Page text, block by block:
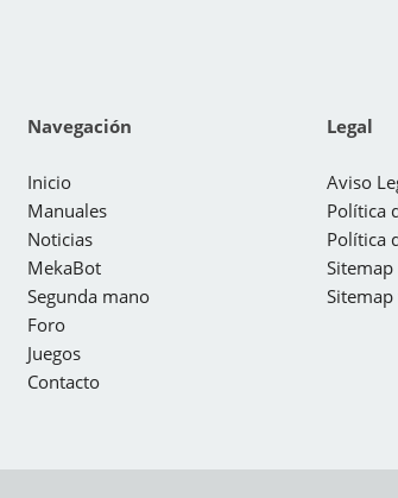
Navegación
Inicio
Manuales
Noticias
MekaBot
Segunda mano
Foro
Juegos
Contacto
Legal
Aviso
Política
Política